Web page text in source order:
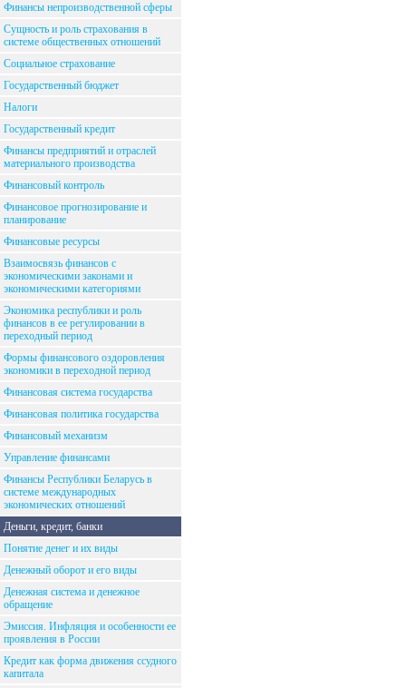
Финансы непроизводственной сферы
Сущность и роль страхования в
системе общественных отношений
Социальное страхование
Государственный бюджет
Налоги
Государственный кредит
Финансы предприятий и отраслей
материального производства
Финансовый контроль
Финансовое прогнозирование и
планирование
Финансовые ресурсы
Взаимосвязь финансов с
экономическими законами и
экономическими категориями
Экономика республики и роль
финансов в ее регулировании в
переходный период
Формы финансового оздоровления
экономики в переходной период
Финансовая система государства
Финансовая политика государства
Финансовый механизм
Управление финансами
Финансы Республики Беларусь в
системе международных
экономических отношений
Деньги, кредит, банки
Понятие денег и их виды
Денежный оборот и его виды
Денежная система и денежное
обращение
Эмиссия. Инфляция и особенности ее
проявления в России
Кредит как форма движения ссудного
капитала